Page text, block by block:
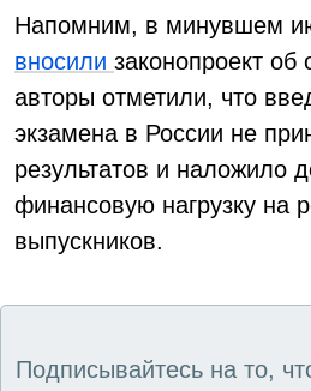
Напомним, в минувшем
вносили законопроект
авторы отметили, что
экзамена в России не
результатов и наложило
финансовую нагрузку на
выпускников.
Подписывайтесь на то,